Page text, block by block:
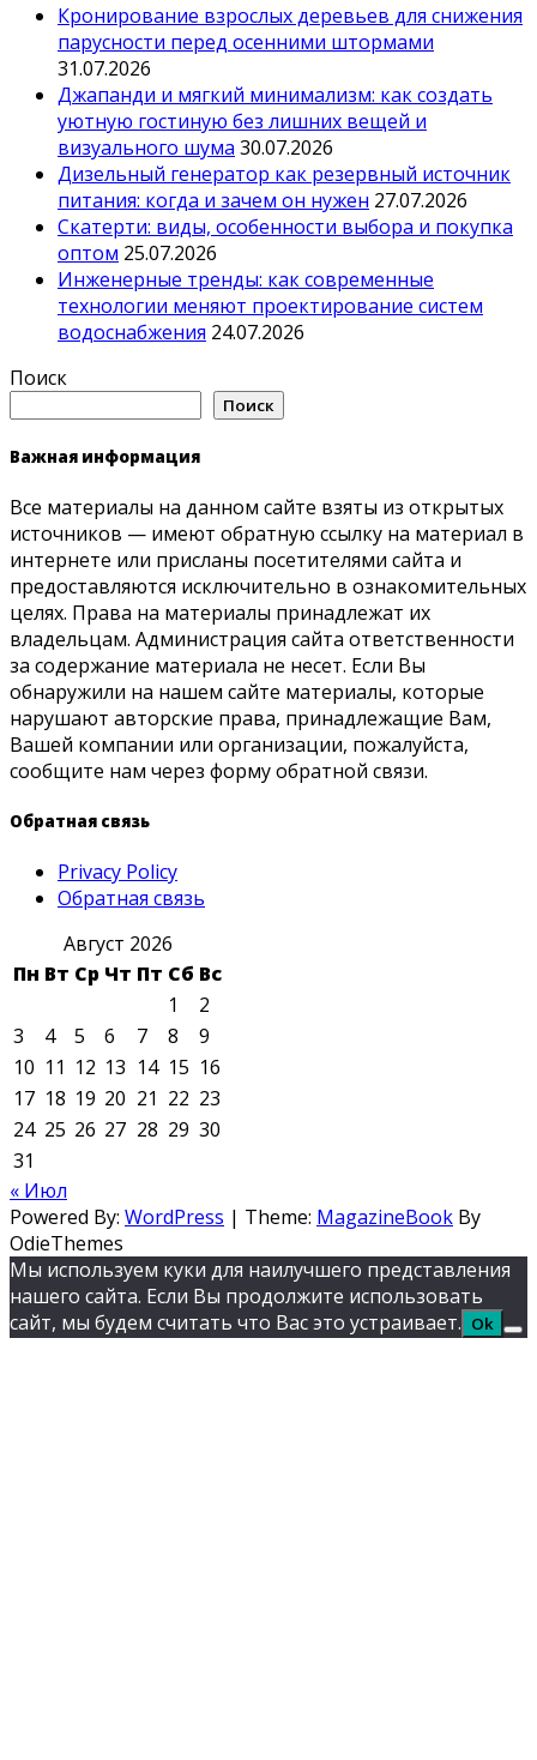
Кронирование взрослых деревьев для снижения
парусности перед осенними штормами
31.07.2026
Джапанди и мягкий минимализм: как создать
уютную гостиную без лишних вещей и
визуального шума 30.07.2026
Дизельный генератор как резервный источник
питания: когда и зачем он нужен 27.07.2026
Скатерти: виды, особенности выбора и покупка
оптом 25.07.2026
Инженерные тренды: как современные
технологии меняют проектирование систем
водоснабжения 24.07.2026
Поиск
Поиск
Важная информация
Все материалы на данном сайте взяты из открытых
источников — имеют обратную ссылку на материал в
интернете или присланы посетителями сайта и
предоставляются исключительно в ознакомительных
целях. Права на материалы принадлежат их
владельцам. Администрация сайта ответственности
за содержание материала не несет. Если Вы
обнаружили на нашем сайте материалы, которые
нарушают авторские права, принадлежащие Вам,
Вашей компании или организации, пожалуйста,
сообщите нам через форму обратной связи.
Обратная связь
Privacy Policy
Обратная связь
Август 2026
Пн Вт Ср Чт Пт Сб Вс
1
2
3
4 5 6 7 8
9
10 11 12 13 14 15 16
17 18 19 20 21 22 23
24 25 26 27 28 29 30
31
« Июл
Powered By: WordPress | Theme: MagazineBook By
OdieThemes
Мы используем куки для наилучшего представления
нашего сайта. Если Вы продолжите использовать
сайт, мы будем считать что Вас это устраивает. Ok